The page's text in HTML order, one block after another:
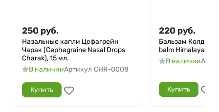
250 руб.
Назальные капли Цефагрейн
Чарак (Cephagraine Nasal Drops
Charak), 15 мл.
В наличииАртикул CHR-0008
Купить
220 руб.
Бальзам Колд
balm Himalaya), 10
В наличии
Купить